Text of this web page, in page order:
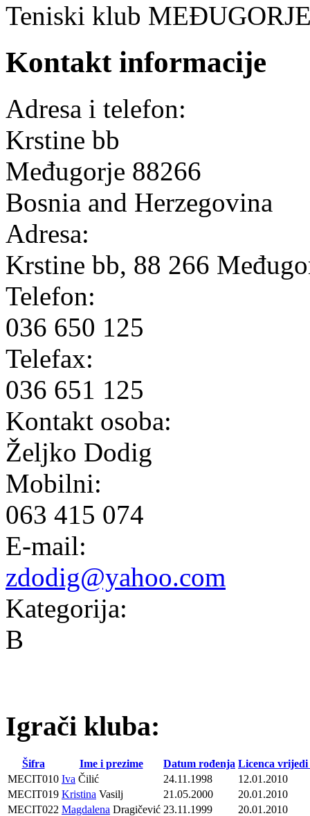
Teniski klub
Kontakt informacije
Adresa i telefon:
Krstine bb
Međugorje 88266
Bosnia and Herzegovina
Adresa:
Krstine bb, 88 266
Telefon:
036 650 125
Telefax:
036 651 125
Kontakt osoba:
Željko Dodig
Mobilni:
063 415 074
E-mail:
zdodig@yahoo.com
Kategorija:
B
Igrači kluba:
Šifra Ime i prezime Datum rođenja Licenca vrijedi
MECIT010 Iva Čilić 24.11.1998
12.01.2010
MECIT019 Kristina Vasilj 21.05.2000
20.01.2010
MECIT022 Magdalena Dragičević 23.11.1999
20.01.2010